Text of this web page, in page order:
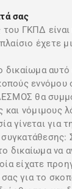
σας
του ΓΚΠΔ
έχετε
δικαίωμα
θα
και
γίνεται
δικαίωμα
είχατε
για το